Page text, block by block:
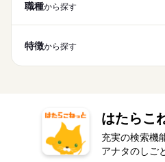
職種から探す
特徴から探す
はたらこ
充実の検索機
アナタのしご